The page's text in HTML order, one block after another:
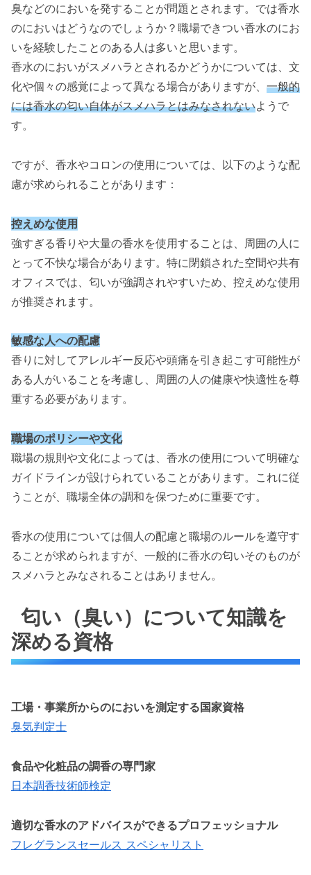
臭などのにおいを発することが問題とされます。では香水
のにおいはどうなのでしょうか？職場できつい香水のにお
いを経験したことのある人は多いと思います。
香水のにおいがスメハラとされるかどうかについては、文
化や個々の感覚によって異なる場合がありますが、 一般的
には香水の匂い自体がスメハラとはみなされないようで
す。
ですが、香水やコロンの使用については、以下のような配
慮が求められることがあります：
控えめな使用
強すぎる香りや大量の香水を使用することは、周囲の人に
とって不快な場合があります。特に閉鎖された空間や共有
オフィスでは、匂いが強調されやすいため、控えめな使用
が推奨されます。
敏感な人への配慮
香りに対してアレルギー反応や頭痛を引き起こす可能性が
ある人がいることを考慮し、周囲の人の健康や快適性を尊
重する必要があります。
職場のポリシーや文化
職場の規則や文化によっては、香水の使用について明確な
ガイドラインが設けられていることがあります。これに従
うことが、職場全体の調和を保つために重要です。
香水の使用については個人の配慮と職場のルールを遵守す
ることが求められますが、一般的に香水の匂いそのものが
スメハラとみなされることはありません。
匂い（臭い）について知識を
深める資格
工場・事業所からのにおいを測定する国家資格
臭気判定士
食品や化粧品の調香の専門家
日本調香技術師検定
適切な香水のアドバイスができるプロフェッショナル
フレグランスセールス スペシャリスト